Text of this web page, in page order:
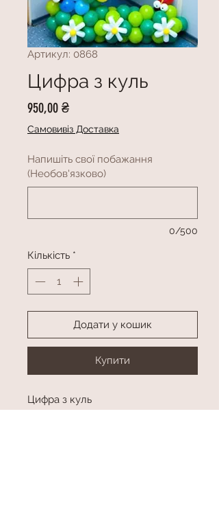
Артикул: 0868
Цифра з куль
950,00 ₴Ціна
Самовивіз Доставка
Напишіть свої побажання
(Необов'язково)
0/500
Кількість *
Додати у кошик
Купити
Цифра з куль